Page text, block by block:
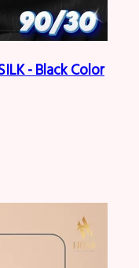
- Black Color